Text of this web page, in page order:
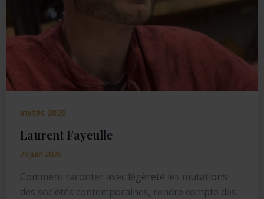
Invités 2026
Laurent Fayeulle
29 juin 2026
Comment raconter avec légèreté les mutations
des sociétés contemporaines, rendre compte des